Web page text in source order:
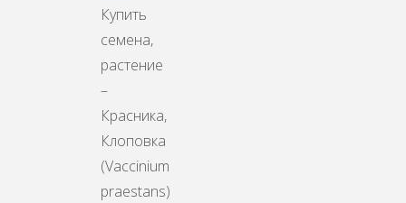
Купить
семена,
растение
–
Красника,
Клоповка
(Vaccinium
praestans)